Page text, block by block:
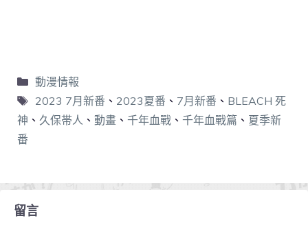
動漫情報
2023 7月新番 、 2023夏番 、 7月新番 、 BLEACH 死
神 、 久保帯人 、 動畫 、 千年血戰 、 千年血戰篇 、 夏季新
番
留言